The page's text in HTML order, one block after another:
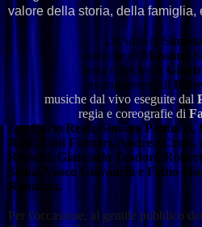
valore della storia, della famiglia,
Un’idea di
musiche di Massimo
testo e liriche di
arrangiamenti di
musiche dal vivo eseguite dal
regia e coreografie di
castCarlo Reali, Simona Patitucci,
Ruiz, Toni Fornari, Andrea Croci,
Rossetti, Giancarlo Teodori,
Siena, Vasco Giovanelli e Fabio
Rondana.
Per l'occasione, al gentile pubblico